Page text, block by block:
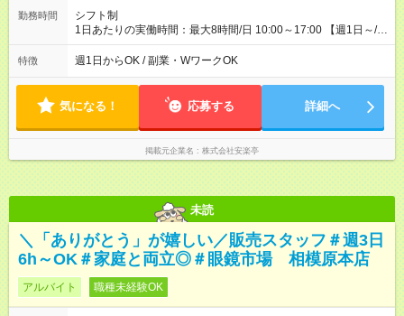
勤務時間
シフト制
1日あたりの実働時間：最大8時間/日 10:00～17:00 【週1日～/1
日3時間～OK！】 ＊レギュラー勤務ももちろん大歓迎！ 「子ど
ものお迎えまでの時間」 「ランチタイムだけ」 など、家庭の予
談可能◎
特徴 週1日からOK / 副業・WワークOK
気になる！ 応募する 詳細へ
掲載元企業名 株式会社安楽亭
未読
＼「ありがとう」が嬉しい／販売スタッフ＃週3日
6h～OK＃家庭と両立◎＃眼鏡市場 相模原本店
アルバイト 職種未経験OK